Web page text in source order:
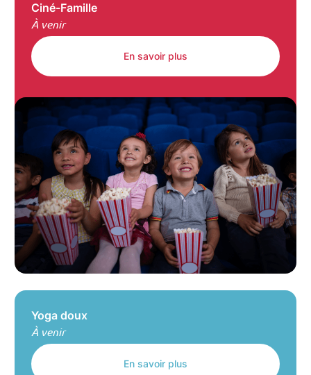
Ciné-Famille
À venir
En savoir plus
Yoga doux
À venir
En savoir plus